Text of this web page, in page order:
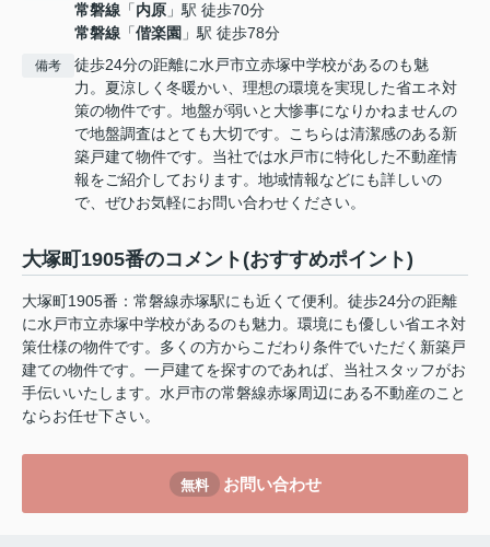
常磐線 「内原 」駅 徒歩70分
常磐線 「偕楽園 」駅 徒歩78分
備考
徒歩24分の距離に水戸市立赤塚中学校があるのも魅
力。夏涼しく冬暖かい、理想の環境を実現した省エネ対
策の物件です。地盤が弱いと大惨事になりかねませんの
で地盤調査はとても大切です。こちらは清潔感のある新
築戸建て物件です。当社では水戸市に特化した不動産情
報をご紹介しております。地域情報などにも詳しいの
で、ぜひお気軽にお問い合わせください。
大塚町1905番のコメント(おすすめポイント)
大塚町1905番：常磐線赤塚駅にも近くて便利。徒歩24分の距離
に水戸市立赤塚中学校があるのも魅力。環境にも優しい省エネ対
策仕様の物件です。多くの方からこだわり条件でいただく新築戸
建ての物件です。一戸建てを探すのであれば、当社スタッフがお
手伝いいたします。水戸市の常磐線赤塚周辺にある不動産のこと
ならお任せ下さい。
無料 お問い合わせ